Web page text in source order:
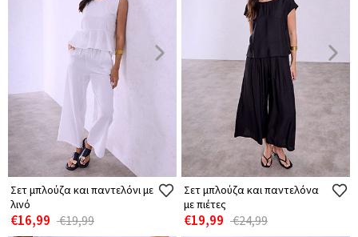
Σετ μπλούζα και παντελόνι με
λινό
€16,99 €19,99
Σετ μπλούζα και παντελόνα
με πιέτες
€19,99 €24,99